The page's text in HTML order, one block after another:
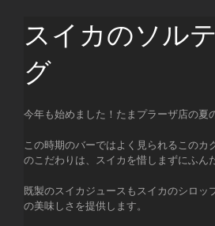
スイカのソル
グ
今年も始めました！たまプラーザ店の夏
この時期のバーではよく見られるこのカ
のこだわりは、スイカを惜しまずにふん
既製のスイカジュースもスイカのシロッ
の美味しさを提供します。